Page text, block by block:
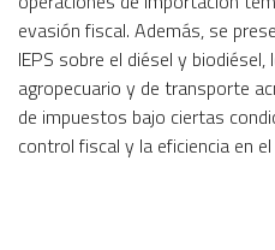
evasión fiscal. Además, se
IEPS sobre el diésel y
agropecuario y de transporte
de impuestos bajo ciertas
control fiscal y la eficiencia en